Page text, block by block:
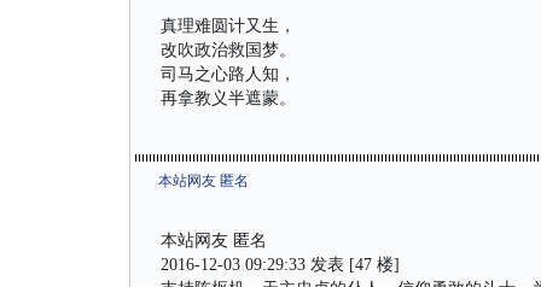
真理难圆计又生，
改吹政治救国梦。
司马之心路人知，
再拿教义半遮蒙。
本站网友 匿名
本站网友 匿名
2016-12-03 09:29:33 发表 [47 楼]